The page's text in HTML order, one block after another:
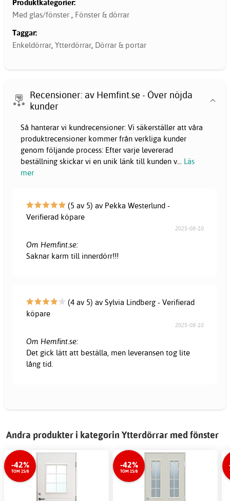
Produktkategorier:
Med glas/fönster
Fönster & dörrar
Taggar:
Enkeldörrar Ytterdörrar Dörrar & portar
Recensioner: av Hemfint.se - Över nöjda
kunder
Så hanterar vi kundrecensioner: Vi säkerställer att våra
produktrecensioner kommer från verkliga kunder
genom följande process: Efter varje levererad
beställning skickar vi en unik länk till kunden v
Läs
mer
(5 av 5) av Pekka Westerlund -
Verifierad köpare
2025-08-10
Om Hemfint.se:
Saknar karm till innerdörr!!!
(4 av 5) av Sylvia Lindberg - Verifierad
köpare
2025-08-10
Om Hemfint.se:
Det gick lätt att beställa, men leveransen tog lite
lång tid.
Andra produkter i kategorin Ytterdörrar med fönster
-42%
TOM 15/8
-42%
TOM 15/8